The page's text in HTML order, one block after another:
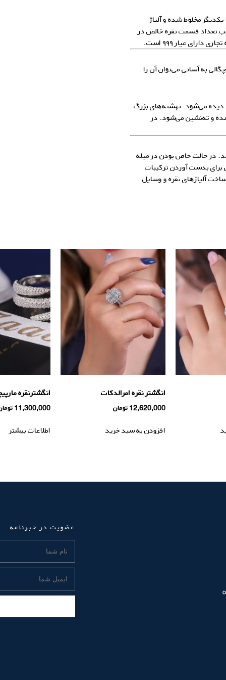
مخلوط شده و آلیاژ
تعداد قسمت نقره خالص در
به آسانی می‌توان آن را
دیده می‌شود. نهشته‌های بزرگ
شده و ته‌‌نشین می‌شود. در
در حالت خاص بودن در میله
بدست آوردن ترکیبات
ساختآلیاژهای نقرهو وسایل
انگشتر نقره امرالدکات
12,620,000 تومان
افزودن به سبد خرید
انگشترنقره
11,300,000
اطلاعات بیشتر
عضویت در خبرنامه